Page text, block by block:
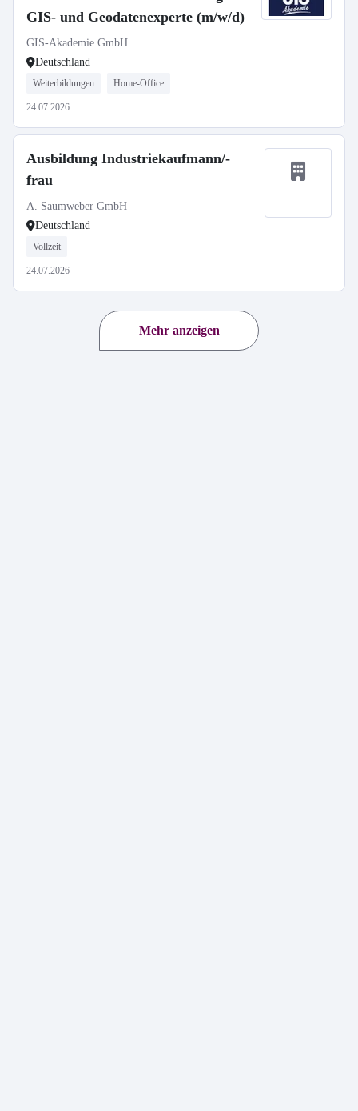
GIS- und Geodatenexperte (m/w/d)
GIS-Akademie GmbH
Deutschland
Weiterbildungen Home-Office
24.07.2026
Ausbildung Industriekaufmann/-
frau
A. Saumweber GmbH
Deutschland
Vollzeit
24.07.2026
Mehr anzeigen